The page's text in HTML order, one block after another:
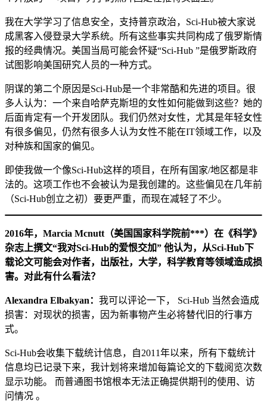
我在大学学习了信息安全，支持普京政治，Sci-Hub被大家说
成黑客入侵登录大学系统。所有这些事实共同构成了俄罗斯情
报的经典情况。美国当局可能会怀疑“Sci-Hub ”是俄罗斯政府
试图影响美国研究人员的一种方式。
阴谋的第二个原因是Sci-Hub是一个非常酷和先进的项目。很
多人认为：一个来自哈萨克斯坦的女性如何能做到这些？她的
后面肯定有一个开发团队。我们仍然对女性，尤其是年轻女性
有很多偏见，仍然有很多人认为女性不能在IT领域工作，以及
对种族和国家的偏见。
即使我做一个像Sci-Hub这样的项目，在所有国家/地区都是非
法的。这项工作也不会被认为是我创建的。这些偏见在几年前
（Sci-Hub创立之初）要更严重，而现在减轻了不少。
2016年，Marcia Mcnutt（美国国家科学院前***）在《科学》
杂志上撰文“我对Sci-Hub的爱恨交加” 他认为，从Sci-Hub下
载论文可能会对作者，出版社，大学，科学教育等领域造成损
害。对此有什么看法？
Alexandra Elbakyan： 我可以评论一下， Sci-Hub 当然会造成
损害：对现状的损害，因为新事物产生必将替代旧的行事方
式。
Sci-Hub会收集下载统计信息，自2011年以来，所有下载统计
信息均已记录下来，我计划将来增加每篇论文的下载阅览次数
显示功能。 而普通图书馆根本无法正确提供期刊的使用、访
问情况 。